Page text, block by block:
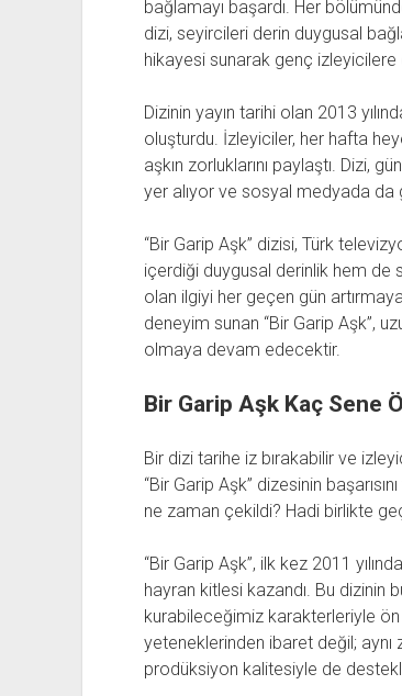
bağlamayı başardı. Her
dizi, seyircileri derin duygusal
hikayesi sunarak genç
Dizinin yayın tarihi olan 2013
oluşturdu. İzleyiciler, her hafta
aşkın zorluklarını paylaştı. Dizi,
yer alıyor ve sosyal medyada da
“Bir Garip Aşk” dizisi, Türk
içerdiği duygusal derinlik hem de
olan ilgiyi her geçen gün
deneyim sunan “Bir Garip Aşk”,
olmaya devam edecektir.
Bir Garip Aşk Kaç Sene
Bir dizi tarihe iz bırakabilir ve
“Bir Garip Aşk” dizesinin
ne zaman çekildi? Hadi birlikte
“Bir Garip Aşk”, ilk kez 2011
hayran kitlesi kazandı. Bu dizinin
kurabileceğimiz karakterleriyle
yeteneklerinden ibaret değil;
prodüksiyon kalitesiyle de